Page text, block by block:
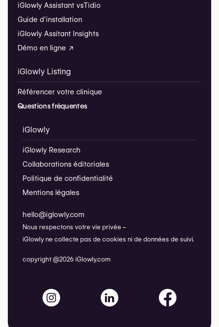
iGlowly Assistant vsTidio
Guide d’installation
iGlowly Assitant Insights
Démo en ligne ↗
iGlowly Listing
Référencer votre clinique
Questions fréquentes
iGlowly
iGlowly Research
Collaborations éditoriales
Politique de confidentialité
Mentions légales
hello@iglowly.com
Nous respectons votre vie privée –
iGlowly ne collecte pas de cookies ni de données de suivi.
copyright @2026 iGlowly.com